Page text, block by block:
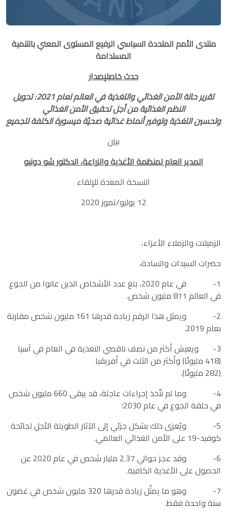
منتدى الأمم المتحدة السياسي الرفيع المستوى المعني بالتنمية
المستدامة
حدث خاصلإصدار
تقرير حالة الأمن الغذائي والتغذية في العالم لعام2021: تحويل
النظم الغذائية من أجل تحقيق الأمن الغذائي
وتحسين التغذية وتوفير أنماط غذائية صحيّة ميسورة الكلفة للجميع
بيان
المدير العام لمنظمة الأغذية والزراعة، الدكتور شو دونيو
النسخة المعدة للإلقاء
12 يوليو/تموز 2020
الزميلات والزملاء الأعزاء،
حضرات السيدات والسادة،
1- في عام 2020، بلغ عدد الأشخاص الذين عانوا من الجوع
في العالم 811 مليون شخص.
2- ويمثل هذا الرقم زيادة قدرها 161 مليون شخص مقارنة
بعام 2019.
3- ويعيش أكثر من نصف ناقصي التغذية في العام في آسيا
(418 مليونًا) وأكثر من الثلث في أفريقيا
(282 مليونًا).
4- وما لم نتّخذ إجراءات عاجلة، قد يبقى 660 مليون شخص
في حلقة الجوع في عام 2030؛
5- ويُعزى ذلك بشكل جزئي إلى الآثار الطويلة الأجل لجائحة
كوفيد-19 على الأمن الغذائي العالمي.
6- وقد عجز حوالي 2.37 مليار شخص في عام 2020 عن
الحصول على الأغذية الكافية.
7- وهو ما يمثّل زيادة قدرها 320 مليون شخص في غضون
سنة واحدة فقط.